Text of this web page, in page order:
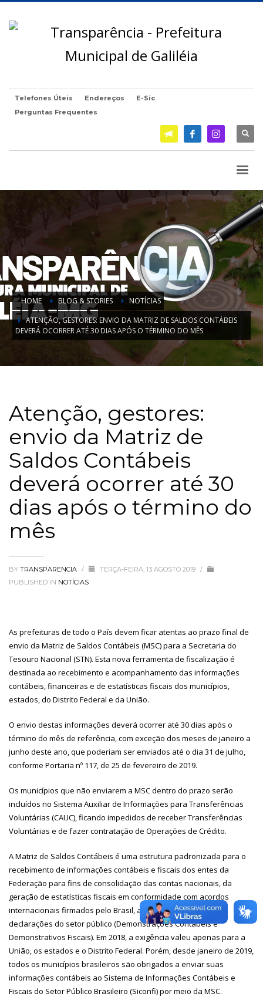
Telefones Úteis Endereços
E-Sic
Perguntas Frequentes
HOME BLOG & STORIES
NOTÍCIAS
ATENÇÃO, GESTORES: ENVIO DA MATRIZ DE SALDOS CONTÁBEIS
DEVERÁ OCORRER ATÉ 30 DIAS APÓS O TÉRMINO DO MÊS
Atenção, gestores:
envio da Matriz de
Saldos Contábeis
deverá ocorrer até 30
dias após o término do
mês
BY TRANSPARENCIA / TERÇA-FEIRA, 13 AGOSTO 2019 /
PUBLISHED IN NOTÍCIAS
As prefeituras de todo o País devem ficar atentas ao prazo final de
envio da Matriz de Saldos Contábeis (MSC) para a Secretaria do
Tesouro Nacional (STN). Esta nova ferramenta de fiscalização é
destinada ao recebimento e acompanhamento das informações
contábeis, financeiras e de estatísticas fiscais dos municípios,
estados, do Distrito Federal e da União.
O envio destas informações deverá ocorrer até 30 dias após o
término do mês de referência, com exceção dos meses de janeiro a
junho deste ano, que poderiam ser enviados até o dia 31 de julho,
conforme Portaria nº 117, de 25 de fevereiro de 2019.
Os municípios que não enviarem a MSC dentro do prazo serão
incluídos no Sistema Auxiliar de Informações para Transferências
Voluntárias (CAUC), ficando impedidos de receber Transferências
Voluntárias e de fazer contratação de Operações de Crédito.
A Matriz de Saldos Contábeis é uma estrutura padronizada para o
recebimento de informações contábeis e fiscais dos entes da
Federação para fins de consolidação das contas nacionais, da
geração de estatísticas fiscais em conformidade com acordos
internacionais firmados pelo Brasil, além da elaboração das
declarações do setor público (Demonstrações Contábeis e
Demonstrativos Fiscais). Em 2018, a exigência valeu apenas para a
União, os estados e o Distrito Federal. Porém, desde janeiro de 2019,
todos os municípios brasileiros são obrigados a enviar suas
informações contábeis ao Sistema de Informações Contábeis e
Fiscais do Setor Público Brasileiro (Siconfi) por meio da MSC.